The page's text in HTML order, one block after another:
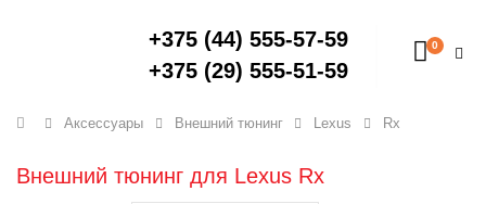
+375 (44) 555-57-59
+375 (29) 555-51-59
0
Главная
Аксессуары Внешний тюнинг Lexus Rx
Внешний тюнинг для Lexus Rx